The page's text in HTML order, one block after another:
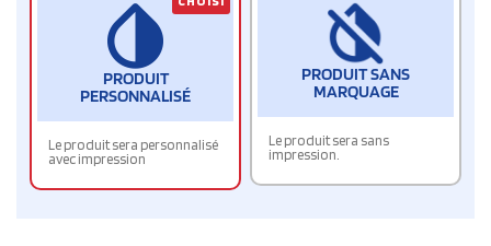
PRODUIT
PERSONNALISÉ
Le produit sera personnalisé
avec impression
PRODUIT SANS
MARQUAGE
Le produit sera sans
impression.